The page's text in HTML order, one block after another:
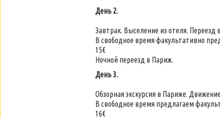
День 2.
Завтрак. Выселение из отеля. Переезд
В свободное время факультативно
15€
Ночной переезд в Париж.
День 3.
Обзорная экскурсия в Париже.
В свободное время предлагаем
16€